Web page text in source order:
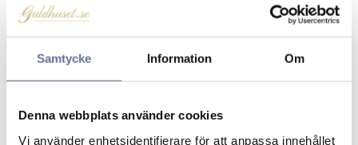
Samtycke Information Om
Denna webbplats använder cookies
Vi använder enhetsidentifierare för att anpassa innehållet
Ljung i silver
Ljung i 925 silver är ett bra val när du vill ha ett
ljust, lättburet och prisvärt landskapssmycke.
Silvertonen ger motivet ett rent uttryck och
att smycket känns tungt.